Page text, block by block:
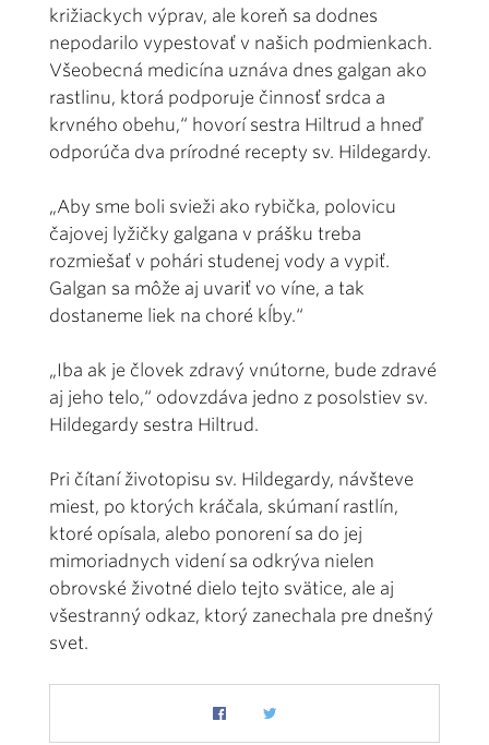
križiackych výprav, ale koreň sa dodnes
nepodarilo vypestovať v našich podmienkach.
Všeobecná medicína uznáva dnes galgan ako
rastlinu, ktorá podporuje činnosť srdca a
krvného obehu,“ hovorí sestra Hiltrud a hneď
odporúča dva prírodné recepty sv. Hildegardy.
„Aby sme boli svieži ako rybička, polovicu
čajovej lyžičky galgana v prášku treba
rozmiešať v pohári studenej vody a vypiť.
Galgan sa môže aj uvariť vo víne, a tak
dostaneme liek na choré kĺby.“
„Iba ak je človek zdravý vnútorne, bude zdravé
aj jeho telo,“ odovzdáva jedno z posolstiev sv.
Hildegardy sestra Hiltrud.
Pri čítaní životopisu sv. Hildegardy, návšteve
miest, po ktorých kráčala, skúmaní rastlín,
ktoré opísala, alebo ponorení sa do jej
mimoriadnych videní sa odkrýva nielen
obrovské životné dielo tejto svätice, ale aj
všestranný odkaz, ktorý zanechala pre dnešný
svet.